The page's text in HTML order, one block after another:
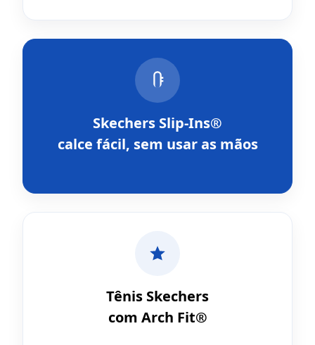
Skechers Slip-Ins®
calce fácil, sem usar as mãos
Tênis Skechers
com Arch Fit®